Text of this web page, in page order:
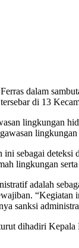
dalam
di 13
lingkungan
lingkungan
ini sebagai
lingkungan
adalah
“Kegiatan
sanksi
dihadiri